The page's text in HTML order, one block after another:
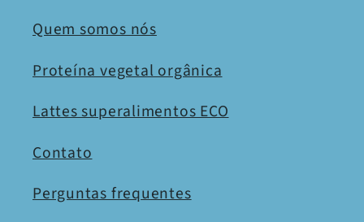
Quem somos nós
Proteína vegetal orgânica
Lattes superalimentos ECO
Contato
Perguntas frequentes